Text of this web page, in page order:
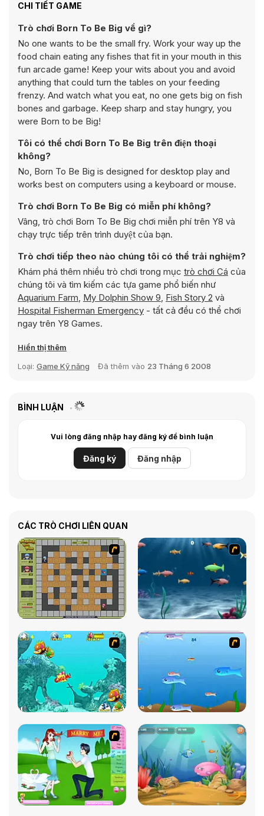
CHI TIẾT GAME
Trò chơi Born To Be Big về gì?
No one wants to be the small fry. Work your way up the
food chain eating any fishes that fit in your mouth in this
fun arcade game! Keep your wits about you and avoid
anything that could turn the tables on your feeding
frenzy. And watch what you eat, no one gets big on fish
bones and garbage. Keep sharp and stay hungry, you
were Born to be Big!
Tôi có thể chơi Born To Be Big trên điện thoại
không?
No, Born To Be Big is designed for desktop play and
works best on computers using a keyboard or mouse.
Trò chơi Born To Be Big có miễn phí không?
Vâng, trò chơi Born To Be Big chơi miễn phí trên Y8 và
chạy trực tiếp trên trình duyệt của bạn.
Trò chơi tiếp theo nào chúng tôi có thể trải nghiệm?
Khám phá thêm nhiều trò chơi trong mục trò chơi Cá của
chúng tôi và tìm kiếm các tựa game phổ biến như
Aquarium Farm, My Dolphin Show 9, Fish Story 2 và
Hospital Fisherman Emergency - tất cả đều có thể chơi
ngay trên Y8 Games.
Hiển thị thêm
Loại: Game Kỹ năng Đã thêm vào 23 Tháng 6 2008
BÌNH LUẬN
Vui lòng đăng nhập hay đăng ký để bình luận
Đăng ký Đăng nhập
CÁC TRÒ CHƠI LIÊN QUAN